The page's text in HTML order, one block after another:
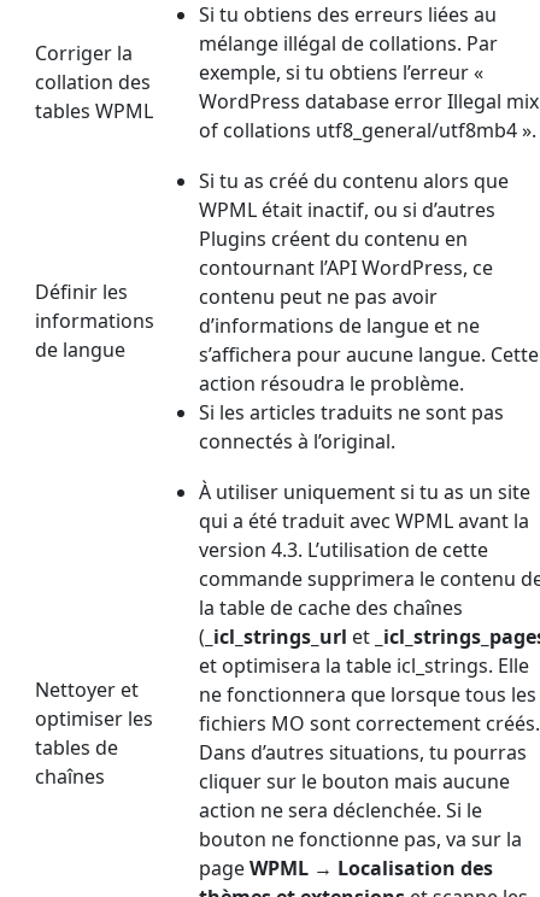
Corriger la
collation des
tables WPML
Si tu obtiens des erreurs liées au
mélange illégal de collations. Par
exemple, si tu obtiens l’erreur «
WordPress database error Illegal mix
of collations utf8_general/utf8mb4 ».
Définir les
informations
de langue
Si tu as créé du contenu alors que
WPML était inactif, ou si d’autres
Plugins créent du contenu en
contournant l’API WordPress, ce
contenu peut ne pas avoir
d’informations de langue et ne
s’affichera pour aucune langue. Cette
action résoudra le problème.
Si les articles traduits ne sont pas
connectés à l’original.
Nettoyer et
optimiser les
tables de
chaînes
À utiliser uniquement si tu as un site
qui a été traduit avec WPML avant la
version 4.3. L’utilisation de cette
commande supprimera le contenu
la table de cache des chaînes
( _icl_strings_url et
et optimisera la table icl_strings. Elle
ne fonctionnera que lorsque tous les
fichiers MO sont correctement créés.
Dans d’autres situations, tu pourras
cliquer sur le bouton mais aucune
action ne sera déclenchée. Si le
bouton ne fonctionne pas, va sur la
pageWPML → Localisation des